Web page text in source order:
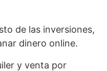
de las inversiones,
dinero online.
y venta por